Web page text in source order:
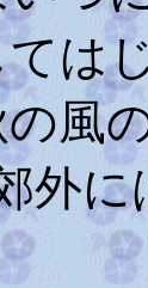
ては
の風
外に